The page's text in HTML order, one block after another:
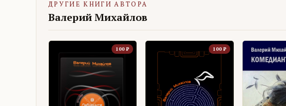
ДРУГИЕ КНИГИ АВТОРА
Валерий Михайлов
100 ₽ 100₽